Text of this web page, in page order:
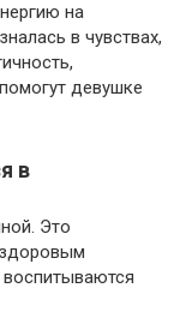
на
в чувствах,
девушке
в
Это